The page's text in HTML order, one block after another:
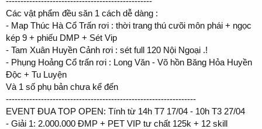
Các vật phẩm đều săn 1 cách dễ dàng :
- Map Thúc Hà Cổ Trấn rơi : thời trang thú cưõi môn phái + ngọc
kép 9 + phiếu DMP + Sét Vip
- Tam Xuân Huyền Cảnh rơi : sét full 120 Nội Ngoại .!
- Phụng Hoảng Cổ trấn rơi : Long Văn - Võ hồn Băng Hỏa Huyền
Độc + Tu Luyện
Và 1 số phụ bản chưa kể đến
-----------------------------------------------------------------
EVENT ĐUA TOP OPEN: Tính từ 14h T7 17/04 - 10h T3 27/04
- Giải 1: 2.000.000 ĐMP + PET VIP tư chất 125k + 12 skill